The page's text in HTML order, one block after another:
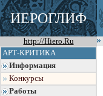
ИЕРОГЛИФ
http://Hiero.Ru
АРТ-КРИТИКА
Информация
Конкурсы
Работы